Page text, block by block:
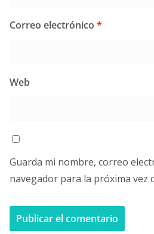
Correo electrónico *
Web
Guarda mi nombre, correo
navegador para la próxima vez